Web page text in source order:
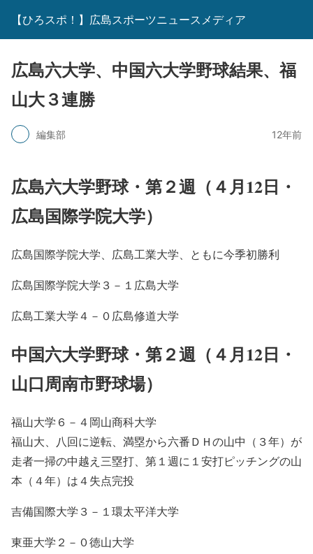
【ひろスポ！】広島スポーツニュースメディア
広島六大学、中国六大学野球結果、福
山大３連勝
編集部 12年前
広島六大学野球・第２週（４月12日・
広島国際学院大学）
広島国際学院大学、広島工業大学、ともに今季初勝利
広島国際学院大学３－１広島大学
広島工業大学４－０広島修道大学
中国六大学野球・第２週（４月12日・
山口周南市野球場）
福山大学６－４岡山商科大学
福山大、八回に逆転、満塁から六番ＤＨの山中（３年）が
走者一掃の中越え三塁打、第１週に１安打ピッチングの山
本（４年）は４失点完投
吉備国際大学３－１環太平洋大学
東亜大学２－０徳山大学